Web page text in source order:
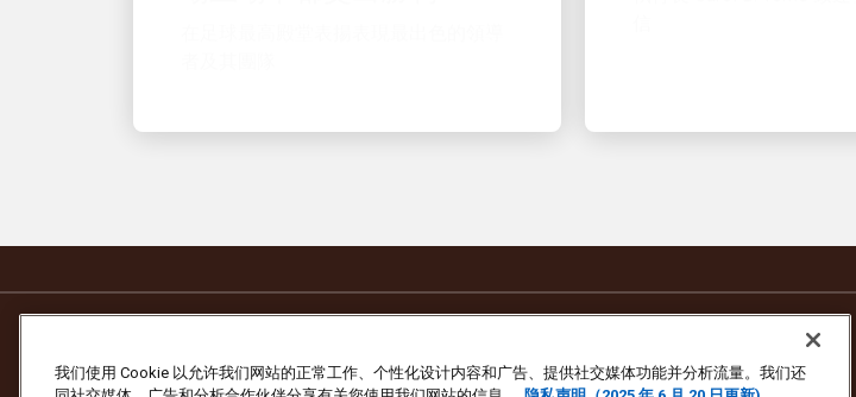
我们使用 Cookie 以允许我们网站的正常工作、个性化设计内容和广告、提供社交媒体功能并分析流量。我们还